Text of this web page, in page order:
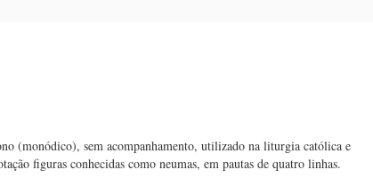
(monódico), sem acompanhamento, utilizado na liturgia católica e
figuras conhecidas como neumas, em pautas de quatro linhas.